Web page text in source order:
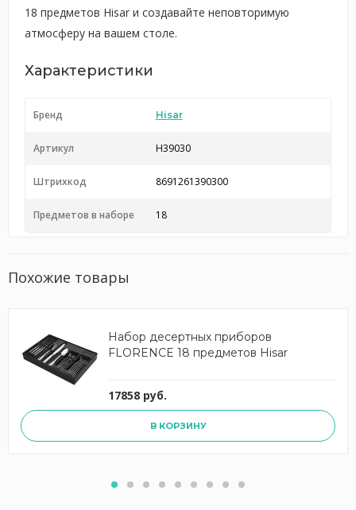
18 предметов Hisar и создавайте неповторимую
атмосферу на вашем столе.
Характеристики
Бренд Hisar
Артикул H39030
Штрихкод 8691261390300
Предметов в наборе 18
Похожие товары
Набор десертных приборов
FLORENCE 18 предметов Hisar
17858 руб.
В КОРЗИНУ